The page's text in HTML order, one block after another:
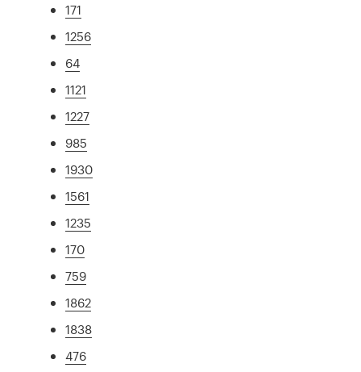
171
1256
64
1121
1227
985
1930
1561
1235
170
759
1862
1838
476